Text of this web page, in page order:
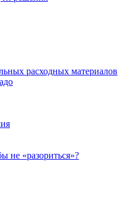
расходных материалов
не «разориться»?